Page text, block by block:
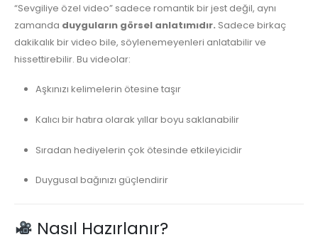
“Sevgiliye özel video” sadece romantik bir jest değil, aynı
zamanda duyguların görsel anlatımıdır. Sadece birkaç
dakikalık bir video bile, söylenemeyenleri anlatabilir ve
hissettirebilir. Bu videolar:
Aşkınızı kelimelerin ötesine taşır
Kalıcı bir hatıra olarak yıllar boyu saklanabilir
Sıradan hediyelerin çok ötesinde etkileyicidir
Duygusal bağınızı güçlendirir
Nasıl Hazırlanır?